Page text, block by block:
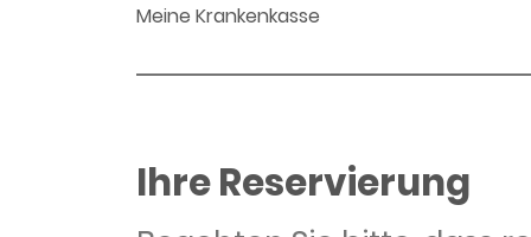
Meine Krankenkasse
Ihre Reservierung